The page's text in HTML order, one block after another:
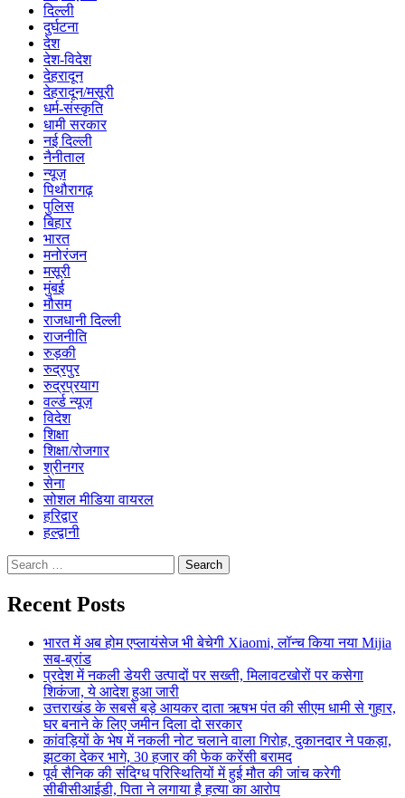
दिल्ली
दुर्घटना
देश
देश-विदेश
देहरादून
देहरादून/मसूरी
धर्म-संस्कृति
धामी सरकार
नई दिल्ली
नैनीताल
न्यूज़
पिथौरागढ़
पुलिस
बिहार
भारत
मनोरंजन
मसूरी
मुंबई
मौसम
राजधानी दिल्ली
राजनीति
रुड़की
रुद्रपुर
रुद्रप्रयाग
वर्ल्ड न्यूज़
विदेश
शिक्षा
शिक्षा/रोजगार
श्रीनगर
सेना
सोशल मीडिया वायरल
हरिद्वार
हल्द्वानी
Search
for:
Recent Posts
भारत में अब होम एप्लायंसेज भी बेचेगी Xiaomi, लॉन्च किया नया Mijia
सब-ब्रांड
प्रदेश में नकली डेयरी उत्पादों पर सख्ती, मिलावटखोरों पर कसेगा
शिकंजा, ये आदेश हुआ जारी
उत्तराखंड के सबसे बड़े आयकर दाता ऋषभ पंत की सीएम धामी से गुहार,
घर बनाने के लिए जमीन दिला दो सरकार
कांवड़ियों के भेष में नकली नोट चलाने वाला गिरोह, दुकानदार ने पकड़ा,
झटका देकर भागे, 30 हजार की फेक करेंसी बरामद
पूर्व सैनिक की संदिग्ध परिस्थितियों में हुई मौत की जांच करेगी
सीबीसीआईडी, पिता ने लगाया है हत्या का आरोप